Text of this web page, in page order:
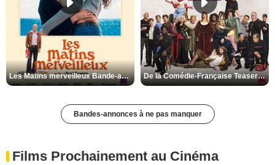
Les Matins merveilleux Bande-annonce VF De la Comédie-Française Teaser VF
Bandes-annonces à ne pas manquer
Films Prochainement au Cinéma